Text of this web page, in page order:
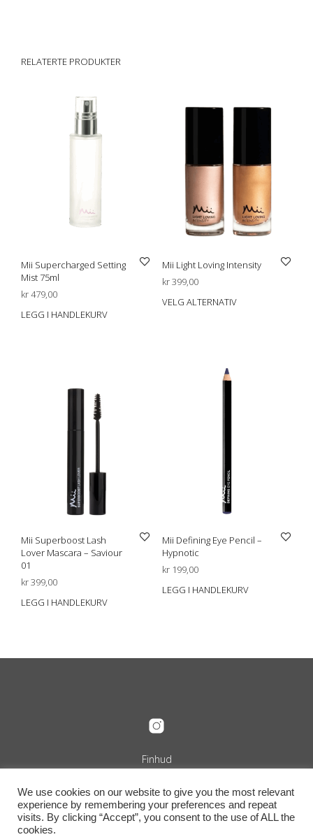
RELATERTE PRODUKTER
Mii Supercharged Setting
Mist 75ml
kr479,00
LEGG I HANDLEKURV
Mii Light Loving Intensity
kr399,00
VELG ALTERNATIV
Mii Superboost Lash
Lover Mascara – Saviour
01
kr399,00
LEGG I HANDLEKURV
Mii Defining Eye Pencil –
Hypnotic
kr199,00
LEGG I HANDLEKURV
Finhud
Org.nr. 989 240 889
+47 916 29 322
info@finhud.no
Niels Juels Gate 25, 0257 Oslo
We use cookies on our website to give you the most relevant
experience by remembering your preferences and repeat
visits. By clicking “Accept”, you consent to the use of ALL the
cookies.